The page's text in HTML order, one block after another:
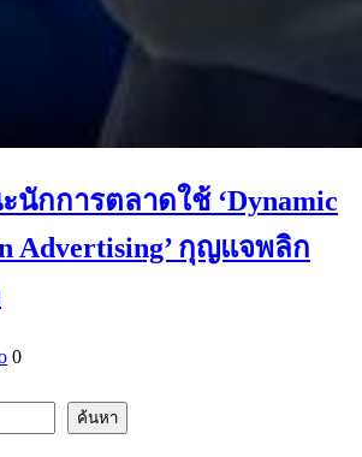
นักการตลาดใช้ ‘Dynamic
Advertising’ กุญแจพลิก
0
ค้นหา